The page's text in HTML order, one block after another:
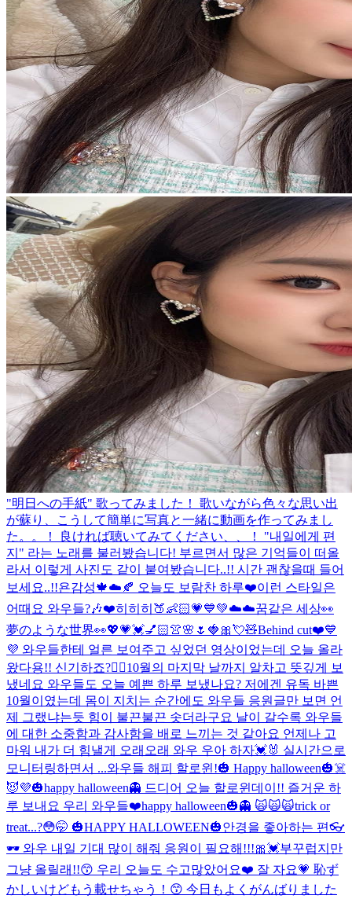
"明日への手紙" 歌ってみました！ 歌いながら色々な思い出
が蘇り、こうして簡単に写真と一緒に動画を作ってみまし
た。。！ 良ければ聴いてみてください、、！ "내일에게 편
지" 라는 노래를 불러봤습니다! 부르면서 많은 기억들이 떠올
라서 이렇게 사진도 같이 붙여봤습니다..!! 시간 괜찮을때 들어
보세요..!!욘감성🍁☁️🍂 오늘도 보람찬 하루❤️이런 스타일은
어때요 와우들?🎶❤️히히히🍑👶🏻💗💙💚☁️☁️꿈같은 세상👀
夢のような世界👀💖💗💓💅🏻👚🌸🌷🍓🎀💘🧸Behind cut❤️💙
💜 와우들한테 얼른 보여주고 싶었던 영상이었는데 오늘 올라
왔다용!! 신기하죠?👍🏻10월의 마지막 날까지 알차고 뜻깊게 보
냈네요 와우들도 오늘 예쁜 하루 보냈나요? 저에겐 유독 바쁜
10월이였는데 몸이 지치는 순간에도 와우들 응원글만 보면 언
제 그랬냐는듯 힘이 불끈불끈 솟더라구요 날이 갈수록 와우들
에 대한 소중함과 감사함을 배로 느끼는 것 같아요 언제나 고
마워 내가 더 힘낼게 오래오래 와우 우아 하자💓🐰 실시간으로
모니터링하면서 ...와우들 해피 할로윈!🎃 Happy halloween🎃☠️
😈💜🎃happy halloween👻 드디어 오늘 할로윈데이!! 즐거운 하
루 보내요 우리 와우들❤️happy halloween🎃👻 🙀🙀🙀trick or
treat...?😳🤭 🎃HAPPY HALLOWEEN🎃안경을 좋아하는 편👓
🕶 와우 내일 기대 많이 해줘 응원이 필요해!!!🎀💓부꾸럽지만
그냥 올릴래!!😙 우리 오늘도 수고많았어요❤️ 잘 자요💗 恥ず
かしいけどもう載せちゃう！😙 今日もよくがんばりました